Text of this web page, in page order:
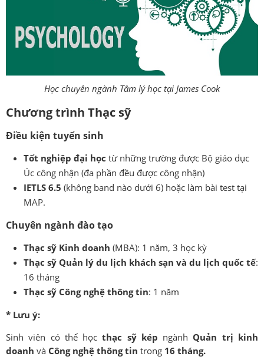
Học chuyên ngành Tâm lý học tại James Cook
Chương trình Thạc sỹ
Điều kiện tuyển sinh
Tốt nghiệp đại học từ những trường được Bộ giáo dục
Úc công nhận (đa phần đều được công nhận)
IETLS 6.5 (không band nào dưới 6) hoặc làm bài test tại
MAP.
Chuyên ngành đào tạo
Thạc sỹ Kinh doanh (MBA): 1 năm, 3 học kỳ
Thạc sỹ Quản lý du lịch khách sạn và du lịch quốc tế:
16 tháng
Thạc sỹ Công nghệ thông tin: 1 năm
* Lưu ý:
Sinh viên có thể họcthạc sỹ kép ngành Quản trị kinh
doanh và Công nghệ thông tin trong 16 tháng.